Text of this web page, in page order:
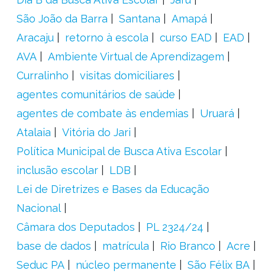
São João da Barra
Santana
Amapá
Aracaju
retorno à escola curso EAD
EAD
AVA
Ambiente Virtual de Aprendizagem
Curralinho
visitas domiciliares
agentes comunitários de saúde
agentes de combate às endemias
Uruará
Atalaia
Vitória do Jari
Política Municipal de Busca Ativa Escolar
inclusão escolar
LDB
Lei de Diretrizes e Bases da Educação
Nacional
Câmara dos Deputados
PL 2324/24
base de dados
matrícula Rio Branco
Acre
Seduc PA
núcleo permanente
São Félix BA